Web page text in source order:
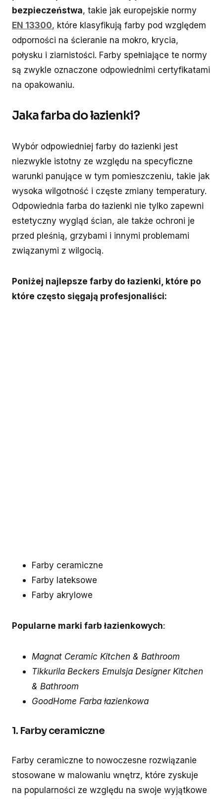
bezpieczeństwa, takie jak europejskie normy
EN 13300, które klasyfikują farby pod względem
odporności na ścieranie na mokro, krycia,
połysku i ziarnistości. Farby spełniające te normy
są zwykle oznaczone odpowiednimi certyfikatami
na opakowaniu.
Jaka farba do łazienki?
Wybór odpowiedniej farby do łazienki jest
niezwykle istotny ze względu na specyficzne
warunki panujące w tym pomieszczeniu, takie jak
wysoka wilgotność i częste zmiany temperatury.
Odpowiednia farba do łazienki nie tylko zapewni
estetyczny wygląd ścian, ale także ochroni je
przed pleśnią, grzybami i innymi problemami
związanymi z wilgocią.
Poniżej najlepsze farby do łazienki, które po
które często sięgają profesjonaliści:
Farby ceramiczne
Farby lateksowe
Farby akrylowe
Popularne marki farb łazienkowych:
Magnat Ceramic Kitchen & Bathroom
Tikkurila Beckers Emulsja Designer Kitchen
& Bathroom
GoodHome Farba łazienkowa
1. Farby ceramiczne
Farby ceramiczne to nowoczesne rozwiązanie
stosowane w malowaniu wnętrz, które zyskuje
na popularności ze względu na swoje wyjątkowe